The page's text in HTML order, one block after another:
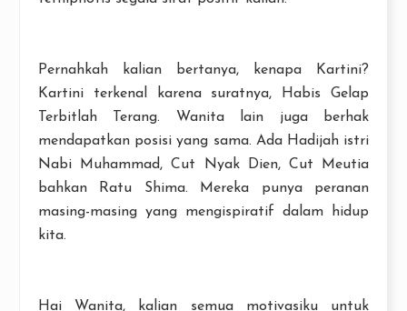
Pernahkah kalian bertanya, kenapa Kartini?
Kartini terkenal karena suratnya, Habis Gelap
Terbitlah Terang. Wanita lain juga berhak
mendapatkan posisi yang sama. Ada Hadijah istri
Nabi Muhammad, Cut Nyak Dien, Cut Meutia
bahkan Ratu Shima. Mereka punya peranan
masing-masing yang mengispiratif dalam hidup
kita.
Hai Wanita, kalian semua motivasiku untuk